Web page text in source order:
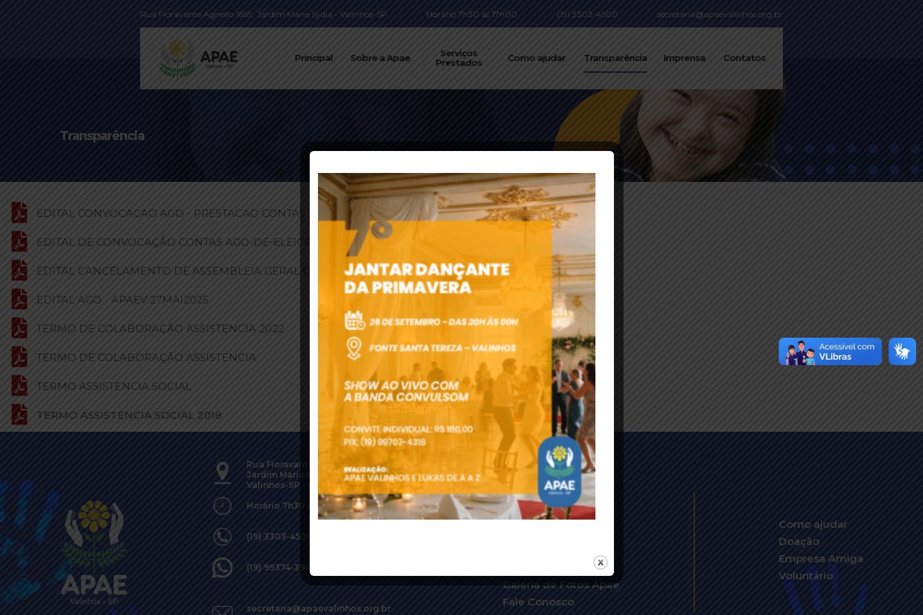
Rua Fioravante Agnello 1669, Jardim Maria Ilydia - Valinhos-SP Horário 7h30 às 17h00 (19) 3303-4500 secretaria@apaevalinhos.org.br
Principal Sobre a Apae
Serviços
Prestados
Como ajudar Transparência Imprensa Contatos
Transparência
EDITAL CONVOCACAO AGO - PRESTACAO CONTAS 2025 - APAEV - 28ABR2026
EDITAL DE CONVOCAÇÃO CONTAS AGO-DE-ELEICAO PRESTACAO CONTAS E ATIVIDADE
EDITAL CANCELAMENTO DE ASSEMBLEIA GERAL ORDINARIA - ASSINADO
EDITAL AGO - APAEV 27MAI2025
TERMO DE COLABORAÇÃO ASSISTENCIA 2022
TERMO DE COLABORAÇÃO ASSISTENCIA
TERMO ASSISTENCIA SOCIAL
TERMO ASSISTENCIA SOCIAL 2018
Rua Fioravante Agnello 1669,
Jardim Maria Ilydia
Valinhos-SP - CEP: 13272-006
Horário 7h30 às 17h00
(19) 3303-4500
(19) 99374-3943
secretaria@apaevalinhos.org.br
Principal
Sobre a Apae
Galeria de Fotos Apae
Fale Conosco
Como ajudar
Doação
Empresa Amiga
Voluntário